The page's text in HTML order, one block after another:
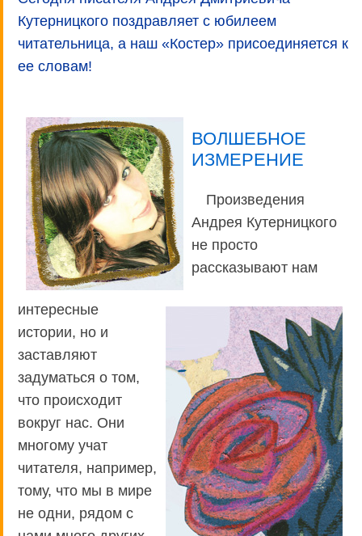
Кутерницкого поздравляет с юбилеем
читательница, а наш «Костер» присоединяется к
ее словам!
ВОЛШЕБНОЕ
ИЗМЕРЕНИЕ
Произведения
Андрея Кутерницкого
не просто
рассказывают нам
интересные
истории, но и
заставляют
задуматься о том,
что происходит
вокруг нас. Они
многому учат
читателя, например,
тому, что мы в мире
не одни, рядом с